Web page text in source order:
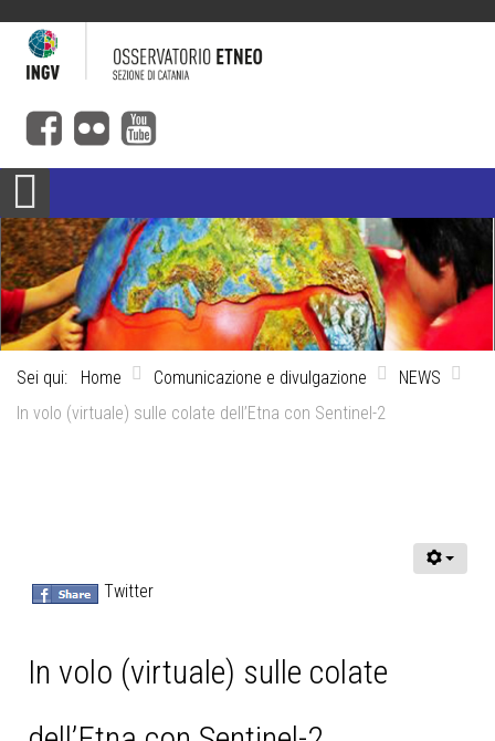
Sei qui: Home Comunicazione e divulgazione
NEWS
In volo (virtuale) sulle colate dell’Etna con Sentinel-2
Twitter
In volo (virtuale) sulle colate